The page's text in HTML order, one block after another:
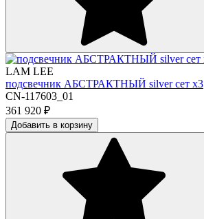
LAM LEE
подсвечник АБСТРАКТНЫЙ silver сет х3
CN-117603_01
361 920 ₽
Добавить в корзину